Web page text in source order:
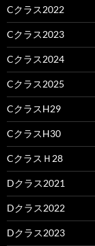
Cクラス2022
Cクラス2023
Cクラス2024
Cクラス2025
CクラスH29
CクラスH30
CクラスＨ28
Dクラス2021
Dクラス2022
Dクラス2023